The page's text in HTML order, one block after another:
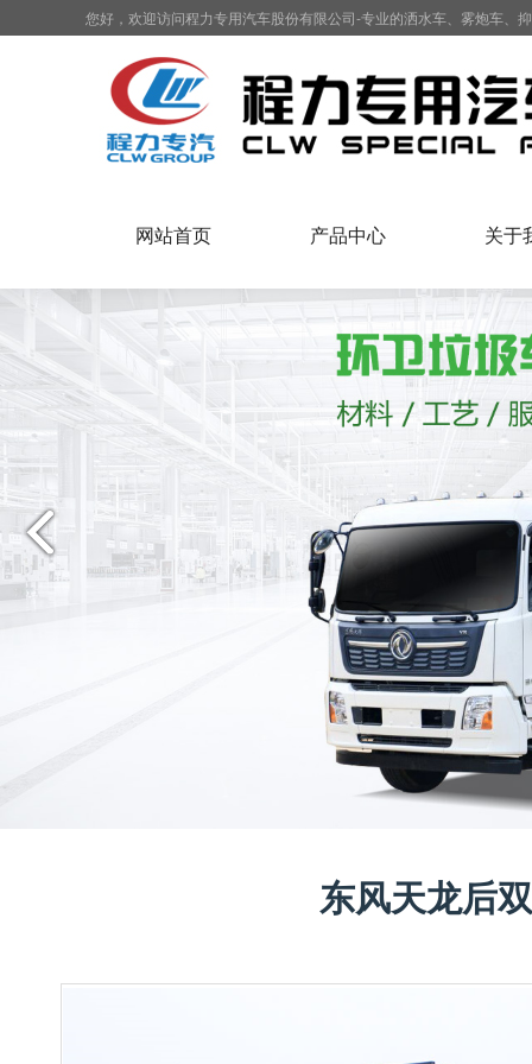
您好，欢迎访问程力专用汽车股份有限公司-专业的洒水车、雾炮车、
网站首页 产品中心 关于
东风天龙后